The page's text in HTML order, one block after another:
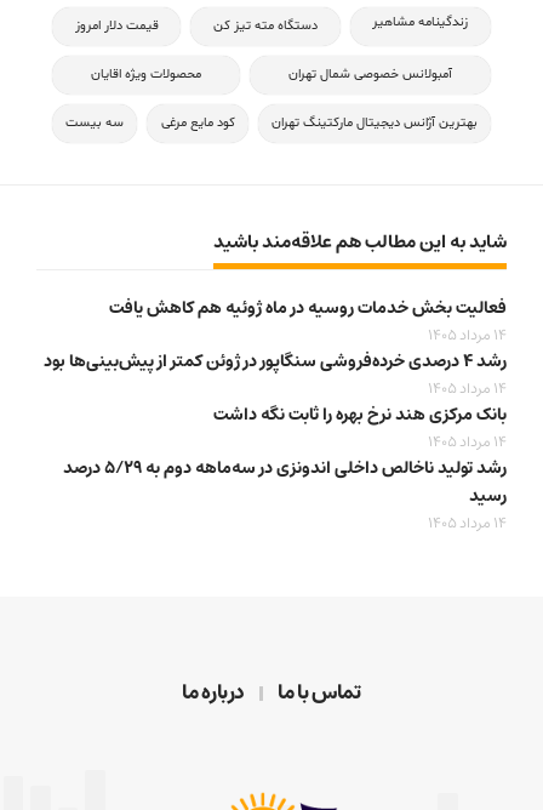
زندگینامه مشاهیر دستگاه مته تیز کن قیمت دلار امروز
آمبولانس خصوصی شمال تهران محصولات ویژه اقایان
بهترین آژانس دیجیتال مارکتینگ تهران کود مایع مرغی سه بیست
شاید به این مطالب هم علاقه‌مند باشید
فعالیت بخش خدمات روسیه در ماه ژوئیه هم کاهش یافت
14 مرداد 1405
رشد ۴ درصدی خرده‌فروشی سنگاپور در ژوئن کمتر از پیش‌بینی‌ها بود
14 مرداد 1405
بانک مرکزی هند نرخ بهره را ثابت نگه داشت
14 مرداد 1405
رشد تولید ناخالص داخلی اندونزی در سه‌ماهه دوم به ۵/۲۹ درصد
رسید
14 مرداد 1405
تماس با ما درباره ما